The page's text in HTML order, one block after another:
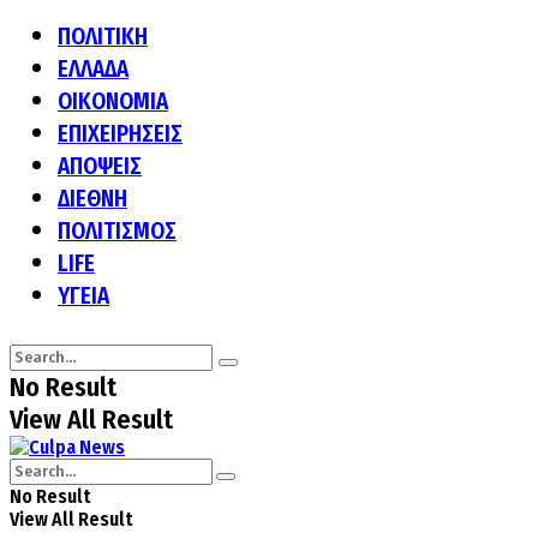
ΠΟΛΙΤΙΚΗ
ΕΛΛΑΔΑ
ΟΙΚΟΝΟΜΙΑ
ΕΠΙΧΕΙΡΗΣΕΙΣ
ΑΠΟΨΕΙΣ
ΔΙΕΘΝΗ
ΠΟΛΙΤΙΣΜΟΣ
LIFE
ΥΓΕΙΑ
No Result
View All Result
No Result
View All Result